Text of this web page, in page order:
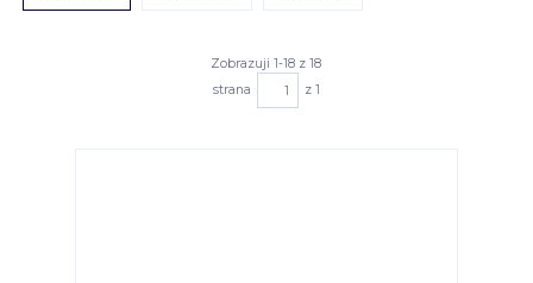
Zobrazuji 1-18 z 18
strana
z 1